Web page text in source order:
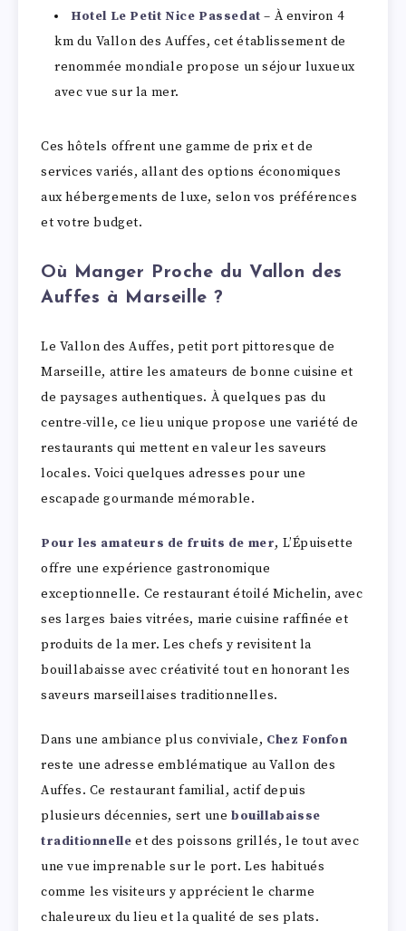
Hotel Le Petit Nice Passedat – À environ 4
km du Vallon des Auffes, cet établissement de
renommée mondiale propose un séjour luxueux
avec vue sur la mer.
Ces hôtels offrent une gamme de prix et de
services variés, allant des options économiques
aux hébergements de luxe, selon vos préférences
et votre budget.
Où Manger Proche du Vallon des
Auffes à Marseille ?
Le Vallon des Auffes, petit port pittoresque de
Marseille, attire les amateurs de bonne cuisine et
de paysages authentiques. À quelques pas du
centre-ville, ce lieu unique propose une variété de
restaurants qui mettent en valeur les saveurs
locales. Voici quelques adresses pour une
escapade gourmande mémorable.
Pour les amateurs de fruits de mer, L’Épuisette
offre une expérience gastronomique
exceptionnelle. Ce restaurant étoilé Michelin, avec
ses larges baies vitrées, marie cuisine raffinée et
produits de la mer. Les chefs y revisitent la
bouillabaisse avec créativité tout en honorant les
saveurs marseillaises traditionnelles.
Dans une ambiance plus conviviale, Chez Fonfon
reste une adresse emblématique au Vallon des
Auffes. Ce restaurant familial, actif depuis
plusieurs décennies, sert unebouillabaisse
traditionnelle et des poissons grillés, le tout avec
une vue imprenable sur le port. Les habitués
comme les visiteurs y apprécient le charme
chaleureux du lieu et la qualité de ses plats.